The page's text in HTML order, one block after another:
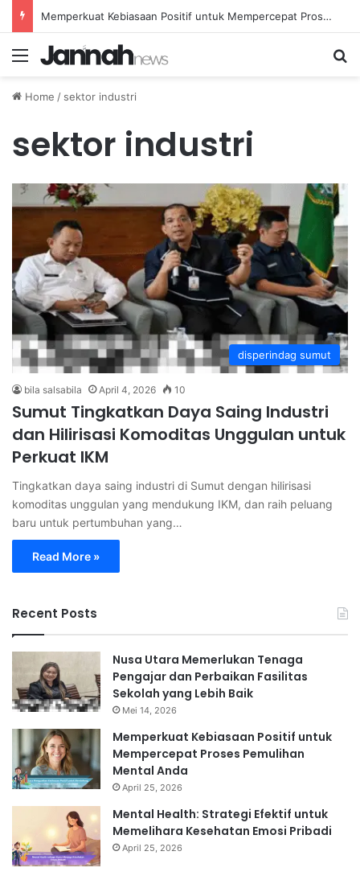
Memperkuat Kebiasaan Positif untuk Mempercepat Proses Pemulihan Mental Anda
Menu
Home / sektor industri
sektor industri
disperindag sumut
bila salsabila April 4, 2026 10
Sumut Tingkatkan Daya Saing Industri
dan Hilirisasi Komoditas Unggulan untuk
Perkuat IKM
Tingkatkan daya saing industri di Sumut dengan hilirisasi
komoditas unggulan yang mendukung IKM, dan raih peluang
baru untuk pertumbuhan yang…
Read More »
Recent Posts
Nusa Utara Memerlukan Tenaga
Pengajar dan Perbaikan Fasilitas
Sekolah yang Lebih Baik
Mei 14, 2026
Memperkuat Kebiasaan Positif untuk
Mempercepat Proses Pemulihan
Mental Anda
April 25, 2026
Mental Health: Strategi Efektif untuk
Memelihara Kesehatan Emosi Pribadi
April 25, 2026